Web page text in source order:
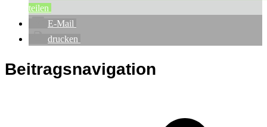
teilen
E-Mail
drucken
Beitragsnavigation